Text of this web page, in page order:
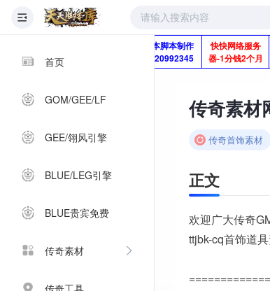
首页
GOM/GEE/LF
GEE/翎风引擎
BLUE/LEG引擎
BLUE贵宾免费
传奇素材
传奇工具
版本脚本制作
Q920992345
快快网络服务
器-1分钱2个月
传奇素材
传奇首饰素材
正文
欢迎广大传奇
ttjbk-cq首饰道